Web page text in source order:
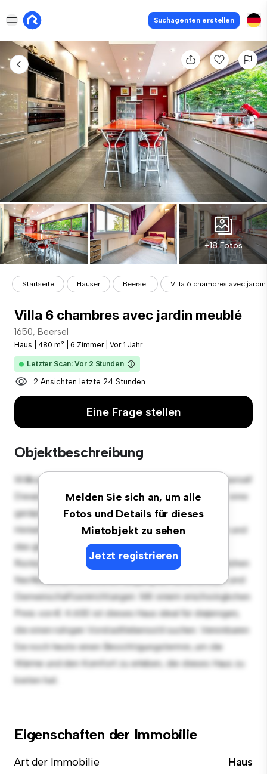
Suchagenten erstellen
+18 Fotos
Startseite Häuser Beersel Villa 6 chambres avec
Villa 6 chambres avec jardin meublé
1650, Beersel
Haus 480 m² 6 Zimmer Vor 1 Jahr
Letzter Scan: Vor 2 Stunden
2 Ansichten letzte 24 Stunden
Eine Frage stellen
Objektbeschreibung
Melden Sie sich an, um alle
Fotos und Details für dieses
Mietobjekt zu sehen
Jetzt registrieren
Willkommen in Ihrer neuen Vorstadtoase in 1650, Beersel!
Dieses charmante Haus mit 6 Schlafzimmern bietet eine
geräumige und einladende Umgebung. Der große
Hinterhof ist perfekt für Zusammenkünfte im Freien und
das gemütliche Innere bietet einen komfortablen
Rückzugsort. Das Haus liegt in einer familienfreundlichen
Nachbarschaft und bietet Zugang zu Parks, Schulen und
Gemeinschaftseinrichtungen. Mit einem erschwinglichen
Preis von € 4.600 ist dieses Haus ideal für diejenigen,
die einen ruhigen Vorstadtlebensstil suchen. Vereinbaren
Sie noch heute einen Besichtigungstermin, um die
Wärme und den Komfort zu erleben, die dieses Haus zu
bieten hat.
Eigenschaften der Immobilie
Art der Immobilie
Haus